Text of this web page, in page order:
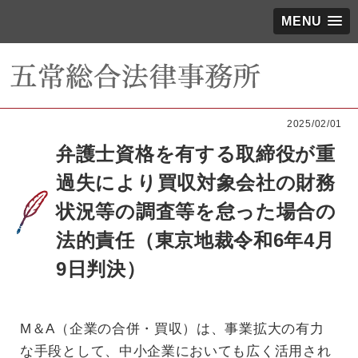
MENU
2025/02/01
弁護士資格を有する取締役が重
過失により買収対象会社の財務
状況等の調査等を怠った場合の
法的責任（東京地裁令和6年4月
9日判決）
M＆A（企業の合併・買収）は、事業拡大の有力
な手段として、中小企業においても広く活用され